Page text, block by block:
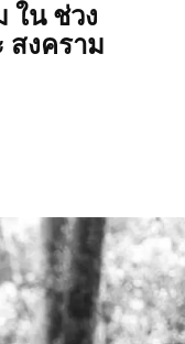
ใน ช่วง
สงคราม